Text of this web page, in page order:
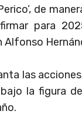
de
para
Alfonso
las
la figura